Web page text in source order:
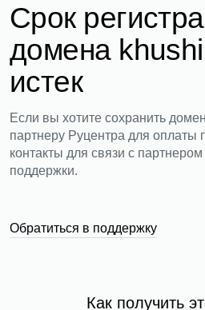
Срок
домена
истек
Если вы хотите сохранить
партнеру Руцентра для оплаты
контакты для связи с
поддержки.
Обратиться в поддержку
Как получить